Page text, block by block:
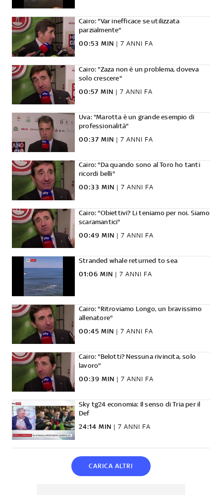
Cairo: "Var inefficace se utilizzata
parzialmente"
00:53 MIN | 7 ANNI FA
Cairo: "Zaza non è un problema, doveva
solo crescere"
00:57 MIN | 7 ANNI FA
Uva: "Marotta è un grande esempio di
professionalità"
00:37 MIN | 7 ANNI FA
Cairo: "Da quando sono al Toro ho tanti
ricordi belli"
00:33 MIN | 7 ANNI FA
Cairo: "Obiettivi? Li teniamo per noi. Siamo
scaramantici"
00:49 MIN | 7 ANNI FA
Stranded whale returned to sea
01:06 MIN | 7 ANNI FA
Cairo: "Ritroviamo Longo, un bravissimo
allenatore"
00:45 MIN | 7 ANNI FA
Cairo: "Belotti? Nessuna rivincita, solo
lavoro"
00:39 MIN | 7 ANNI FA
Sky tg24 economia: Il senso di Tria per il
Def
24:14 MIN | 7 ANNI FA
CARICA ALTRI